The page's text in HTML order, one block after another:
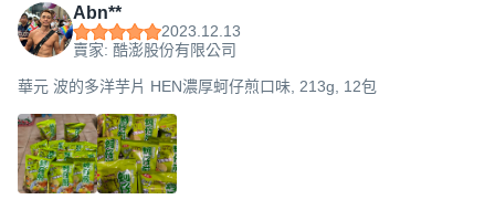
Abn**
2023.12.13
賣家: 酷澎股份有限公司
華元 波的多洋芋片 HEN濃厚蚵仔煎口味, 213g, 12包